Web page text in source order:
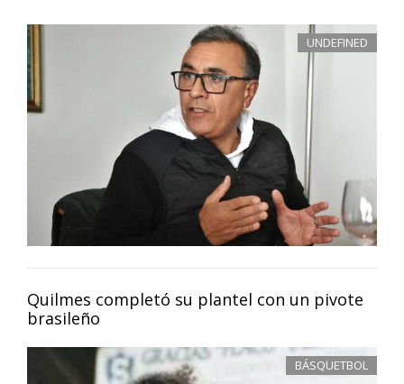
UNDEFINED
Quilmes completó su plantel con un pivote
brasileño
BÁSQUETBOL